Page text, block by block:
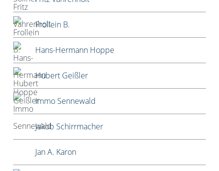
Frollein B.
Hans-Hermann Hoppe
Hubert Geißler
Immo Sennewald
Jakob Schirrmacher
Jan A. Karon